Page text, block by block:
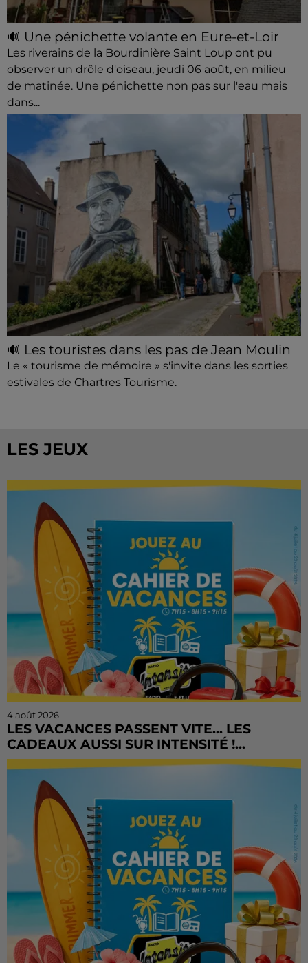
🔊 Une pénichette volante en Eure-et-Loir
Les riverains de la Bourdinière Saint Loup ont pu
observer un drôle d'oiseau, jeudi 06 août, en milieu
de matinée. Une pénichette non pas sur l'eau mais
dans...
🔊 Les touristes dans les pas de Jean Moulin
Le « tourisme de mémoire » s'invite dans les sorties
estivales de Chartres Tourisme.
LES JEUX
4 août 2026
LES VACANCES PASSENT VITE... LES
CADEAUX AUSSI SUR INTENSITÉ !...
L'été file à toute vitesse, mais il est encore temps de
sur Radio Intensité avec des centaines de...